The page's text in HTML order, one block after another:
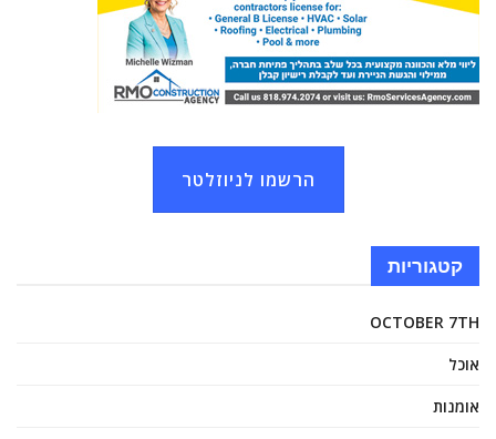
הרשמו לניוזלטר
קטגוריות
OCTOBER 7TH
אוכל
אומנות